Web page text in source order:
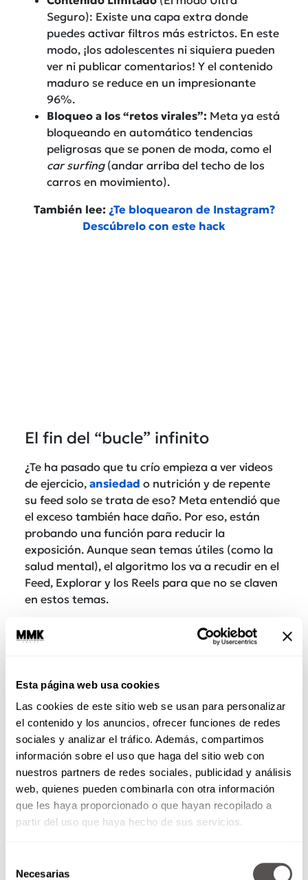
Esta página web usa cookies
Las cookies de este sitio web se usan para personalizar
el contenido y los anuncios, ofrecer funciones de redes
sociales y analizar el tráfico. Además, compartimos
información sobre el uso que haga del sitio web con
nuestros partners de redes sociales, publicidad y análisis
web, quienes pueden combinarla con otra información
que les haya proporcionado o que hayan recopilado a
partir del uso que haya hecho de sus servicios.
Necesarias
Seguro): Existe una capa extra donde
puedes activar filtros más estrictos. En este
modo, ¡los adolescentes ni siquiera pueden
ver ni publicar comentarios! Y el contenido
maduro se reduce en un impresionante
96%.
Bloqueo a los “retos virales”: Meta ya está
bloqueando en automático tendencias
peligrosas que se ponen de moda, como el
car surfing(andar arriba del techo de los
carros en movimiento).
También lee: ¿Te bloquearon de Instagram?
Descúbrelo con este hack
El fin del “bucle” infinito
¿Te ha pasado que tu crío empieza a ver videos
de ejercicio, ansiedad o nutrición y de repente
su feed solo se trata de eso? Meta entendió que
el exceso también hace daño. Por eso, están
probando una función para reducir la
exposición. Aunque sean temas útiles (como la
salud mental), el algoritmo los va a recudir en el
Feed, Explorar y los Reels para que no se claven
en estos temas.
¡Toma el control!
cuenta con la de tu crío para supervisar con
quién habla y cuánto tiempo pasa en la app.
Platica, no solo vigiles: Aprovecha que
estas herramientas hacen el trabajo sucio
de filtrar el contenido explícito para
sentarte con ellos y platicar sobre lo que
ven.
Si algo es cierto es que el nuevo candado de